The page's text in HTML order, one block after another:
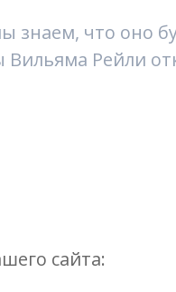
знаем, что оно
Рейли
сайта: